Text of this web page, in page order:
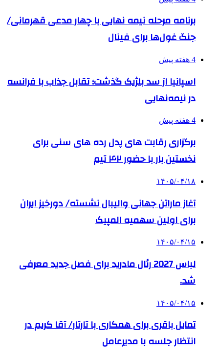
برنامه مرحله نیمه نهایی با چهار مدعی قهرمانی/
جنگ غول‌ها برای فینال
4 هفته پیش
اسپانیا از سد بلژیک گذشت؛ تقابل جذاب با فرانسه
در نیمه‌نهایی
4 هفته پیش
برگزاری رقابت های پدل رده های سنی برای
نخستین بار با حضور ۴۲ تیم
۱۴۰۵/۰۴/۱۸
آغاز ماراتن جهانی والیبال نشسته/ دورخیز ایران
برای اولین سهمیه المپیک
۱۴۰۵/۰۴/۱۵
لباس 2027 رئال مادرید برای فصل جدید معرفی
شد.
۱۴۰۵/۰۴/۱۵
تمایل باقری برای همکاری با تارتار/ آقا کریم در
انتظار جلسه با مدیرعامل